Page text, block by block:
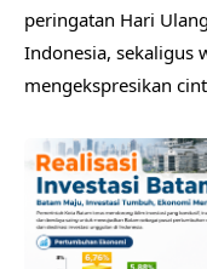
peringatan Hari
Indonesia, sekaligus
mengekspresikan